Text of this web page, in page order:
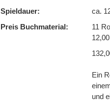
Spieldauer:
ca.
Preis Buchmaterial:
11
Ein
und